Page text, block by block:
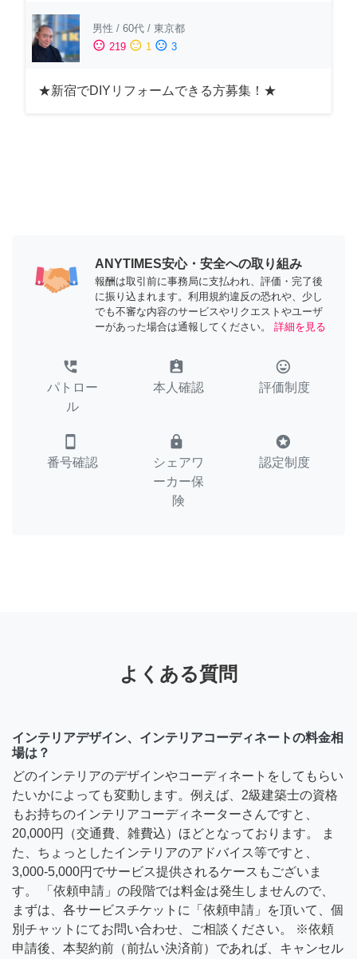
男性 / 60代 / 東京都
sentiment_satisfied 219 sentiment_neutral 1 sentiment_dissatisfied 3
★新宿でDIYリフォームできる方募集！★
ANYTIMES安心・安全への取り組み
報酬は取引前に事務局に支払われ、評価・完了後
に振り込まれます。利用規約違反の恐れや、少し
でも不審な内容のサービスやリクエストやユーザ
ーがあった場合は通報してください。
詳細を見る
perm_phone_msg
パトロー
ル
assignment_ind
本人確認
tag_faces
評価制度
smartphone
番号確認
lock
シェアワ
ーカー保
険
stars
認定制度
よくある質問
インテリアデザイン、インテリアコーディネートの料金相
場は？
どのインテリアのデザインやコーディネートをしてもらい
たいかによっても変動します。例えば、2級建築士の資格
もお持ちのインテリアコーディネーターさんですと、
20,000円（交通費、雑費込）ほどとなっております。 ま
た、ちょっとしたインテリアのアドバイス等ですと、
3,000-5,000円でサービス提供されるケースもございま
す。 「依頼申請」の段階では料金は発生しませんので、
まずは、各サービスチケットに「依頼申請」を頂いて、個
別チャットにてお問い合わせ、ご相談ください。 ※依頼
申請後、本契約前（前払い決済前）であれば、キャンセル